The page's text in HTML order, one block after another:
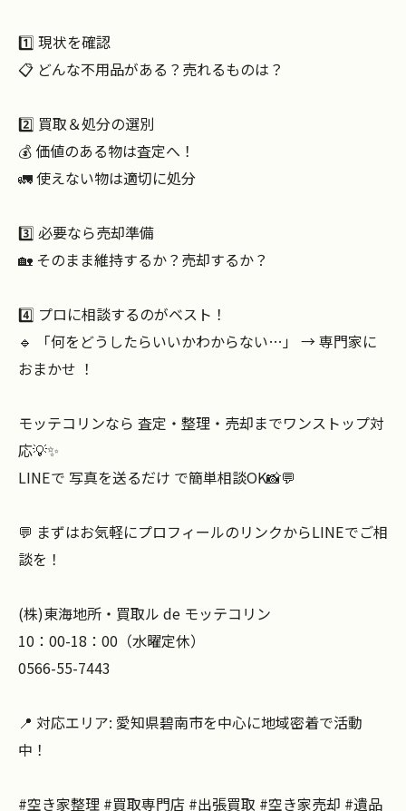
1️⃣ 現状を確認
📋 どんな不用品がある？売れるものは？
2️⃣ 買取＆処分の選別
💰 価値のある物は査定へ！
🚛 使えない物は適切に処分
3️⃣ 必要なら売却準備
🏡 そのまま維持するか？売却するか？
4️⃣ プロに相談するのがベスト！
🔹 「何をどうしたらいいかわからない…」 → 専門家に
おまかせ ！
モッテコリンなら 査定・整理・売却までワンストップ対
応💡✨
LINEで 写真を送るだけ で簡単相談OK📸💬
💬 まずはお気軽にプロフィールのリンクからLINEでご相
談を！
(株)東海地所・買取ル de モッテコリン
10：00-18：00（水曜定休）
0566-55-7443
📍 対応エリア: 愛知県碧南市を中心に地域密着で活動
中！
#空き家整理 #買取専門店 #出張買取 #空き家売却 #遺品